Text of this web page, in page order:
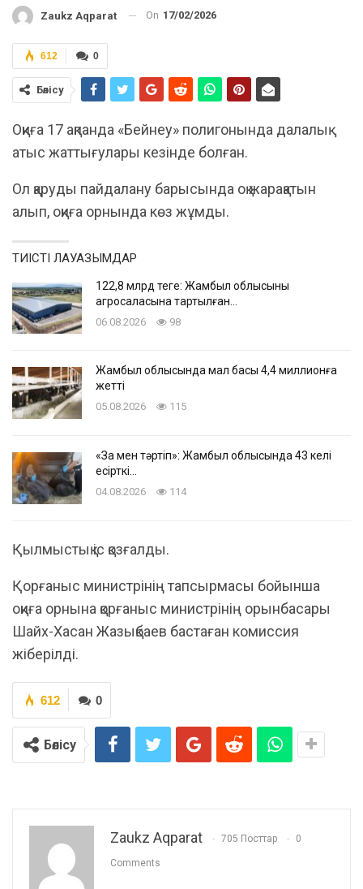
Zaukz Aqparat On 17/02/2026
0
612
Бөлісу
Оқиға 17 ақпанда «Бейнеу» полигонында далалық
атыс жаттығулары кезінде болған.
Ол қаруды пайдалану барысында оқ жарақатын
алып, оқиға орнында көз жұмды.
ТИІСТІ ЛАУАЗЫМДАР
122,8 млрд теңге: Жамбыл облысының
агросаласына тартылған…
06.08.2026 98
Жамбыл облысында мал басы 4,4 миллионға
жетті
05.08.2026 115
«Заң мен тәртіп»: Жамбыл облысында 43 келі
есірткі…
04.08.2026 114
Қылмыстық іс қозғалды.
Қорғаныс министрінің тапсырмасы бойынша
оқиға орнына қорғаныс министрінің орынбасары
Шайх-Хасан Жазықбаев бастаған комиссия
жіберілді.
0
612
Бөлісу
Zaukz Aqparat 705 Посттар 0
Comments